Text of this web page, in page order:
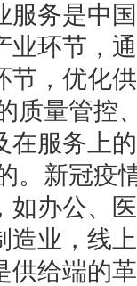
服务是中
业环节，
节，优化
质量管控
在服务上
。新冠疫
如办公、
造业，线
供给端的